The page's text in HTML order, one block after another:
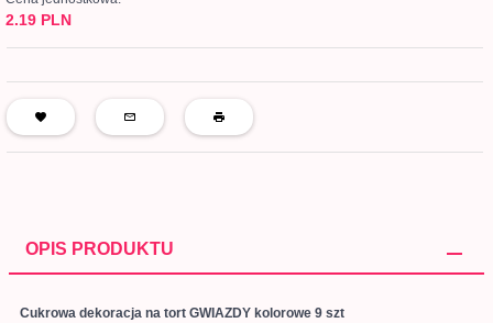
2.19 PLN
OPIS PRODUKTU
Cukrowa dekoracja na tort GWIAZDY kolorowe 9 szt